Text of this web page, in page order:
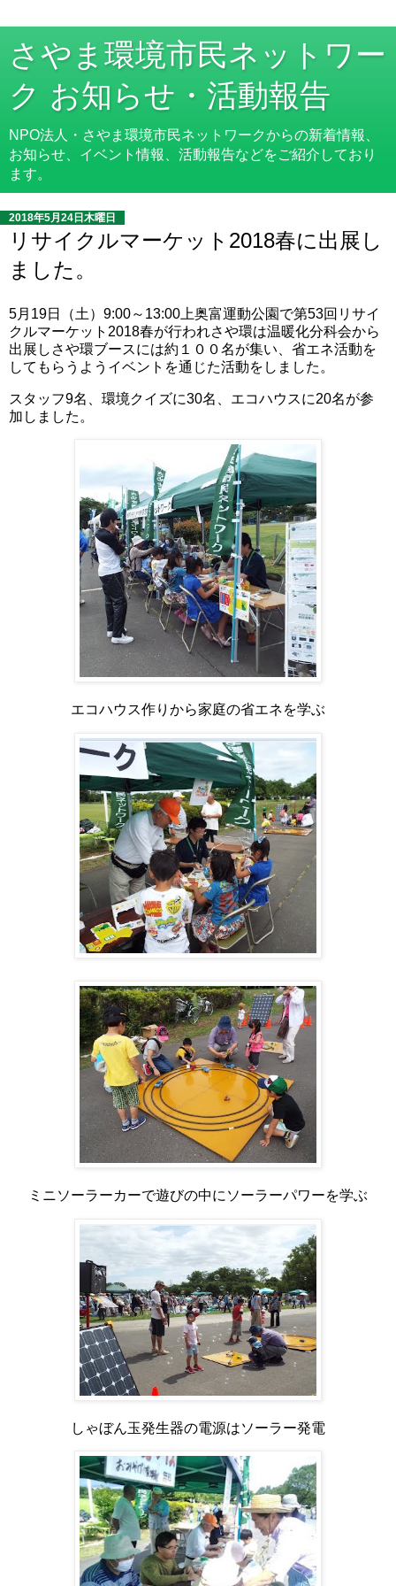
さやま環境市民ネットワー
ク お知らせ・活動報告
NPO法人・さやま環境市民ネットワークからの新着情報、
お知らせ、イベント情報、活動報告などをご紹介しており
ます。
2018年5月24日木曜日
リサイクルマーケット2018春に出展し
ました。
5月19日（土）9:00～13:00上奥富運動公園で第53回リサイ
クルマーケット2018春が行われさや環は温暖化分科会から
出展しさや環ブースには約１００名が集い、省エネ活動を
してもらうようイベントを通じた活動をしました。
スタッフ9名、環境クイズに30名、エコハウスに20名が参
加しました。
エコハウス作りから家庭の省エネを学ぶ
ミニソーラーカーで遊びの中にソーラーパワーを学ぶ
しゃぼん玉発生器の電源はソーラー発電